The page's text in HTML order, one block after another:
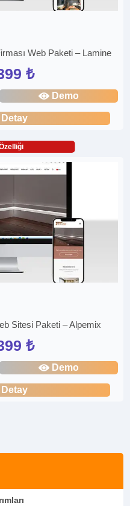
Web Paketi – Lamine
₺
Demo
Sitesi Paketi – Alpemix
₺
Demo